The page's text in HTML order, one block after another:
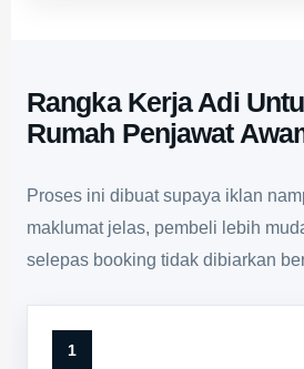
Rangka Kerja Adi
Rumah Penjawat
Proses ini dibuat supaya iklan
maklumat jelas, pembeli lebih
selepas booking tidak dibiarkan
1